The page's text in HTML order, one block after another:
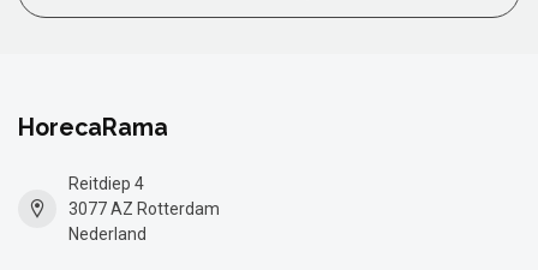
HorecaRama
Reitdiep 4
3077 AZ Rotterdam
Nederland